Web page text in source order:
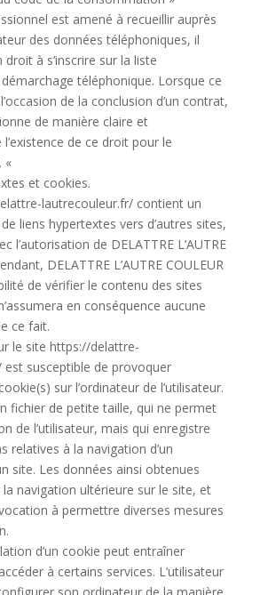
est amené à recueillir auprès
des données téléphoniques, il
droit à s’inscrire sur la liste
téléphonique. Lorsque ce
de la conclusion d’un contrat,
de manière claire et
de ce droit pour le
«
et cookies.
lautrecouleur.fr/ contient un
liens hypertextes vers d’autres sites,
l’autorisation de DELATTRE L’AUTRE
DELATTRE L’AUTRE COULEUR
de vérifier le contenu des sites
en conséquence aucune
ce fait.
le site https://delattre-
susceptible de provoquer
sur l’ordinateur de l’utilisateur.
fichier de petite taille, qui ne permet
de l’utilisateur, mais qui enregistre
relatives à la navigation d’un
site. Les données ainsi obtenues
navigation ultérieure sur le site, et
à permettre diverses mesures
d’un cookie peut entraîner
à certains services. L’utilisateur